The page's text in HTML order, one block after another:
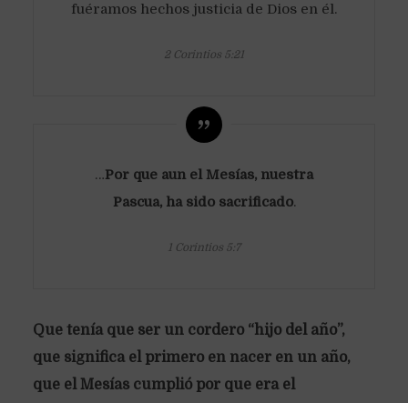
fuéramos hechos justicia de Dios en él.
2 Corintios 5:21
…Por que aun el Mesías, nuestra
Pascua, ha sido sacrificado.
1 Corintios 5:7
Que tenía que ser un cordero “hijo del año”,
que significa el primero en nacer en un año,
que el Mesías cumplió por que era el